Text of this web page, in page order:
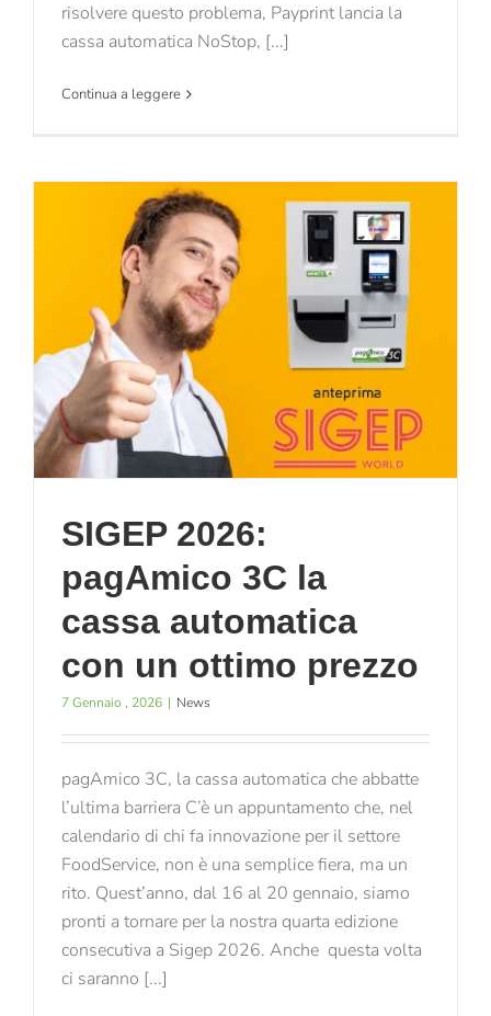
risolvere questo problema, Payprint lancia la
cassa automatica NoStop, [...]
Continua a leggere
SIGEP 2026:
pagAmico 3C la
cassa automatica
con un ottimo prezzo
7 Gennaio , 2026 | News
pagAmico 3C, la cassa automatica che abbatte
l’ultima barriera C’è un appuntamento che, nel
calendario di chi fa innovazione per il settore
FoodService, non è una semplice fiera, ma un
rito. Quest’anno, dal 16 al 20 gennaio, siamo
pronti a tornare per la nostra quarta edizione
consecutiva a Sigep 2026. Anche questa volta
ci saranno [...]